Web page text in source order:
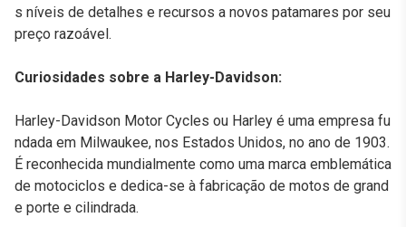
s níveis de detalhes e recursos a novos patamares por seu
preço razoável.
Curiosidades sobre a Harley-Davidson:
Harley-Davidson Motor Cycles ou Harley é uma empresa fu
ndada em Milwaukee, nos Estados Unidos, no ano de 1903.
É reconhecida mundialmente como uma marca emblemática
de motociclos e dedica-se à fabricação de motos de grand
e porte e cilindrada.